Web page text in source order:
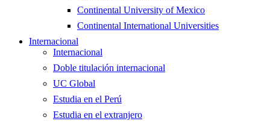
Continental University of Mexico
Continental International Universities
Internacional
Internacional
Doble titulación internacional
UC Global
Estudia en el Perú
Estudia en el extranjero